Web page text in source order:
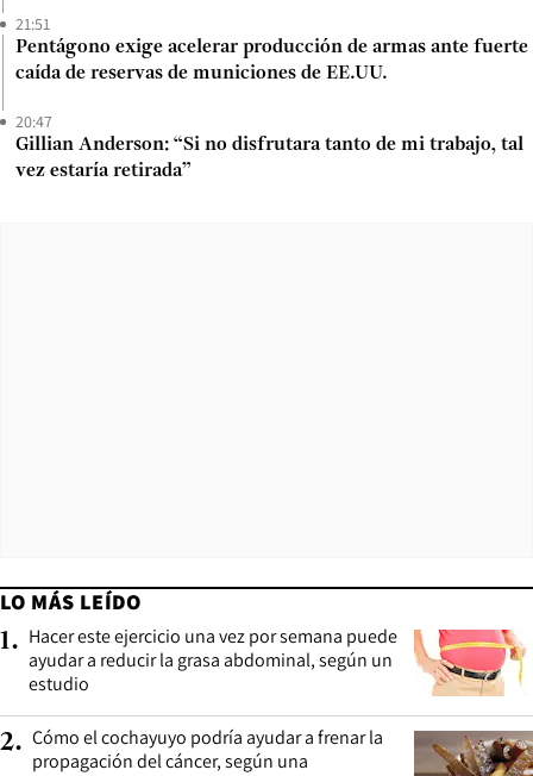
21:51
Pentágono exige acelerar producción de armas ante fuerte
caída de reservas de municiones de EE.UU.
20:47
Gillian Anderson: “Si no disfrutara tanto de mi trabajo, tal
vez estaría retirada”
LO MÁS LEÍDO
1. Hacer este ejercicio una vez por semana puede
ayudar a reducir la grasa abdominal, según un
estudio
2. Cómo el cochayuyo podría ayudar a frenar la
propagación del cáncer, según una